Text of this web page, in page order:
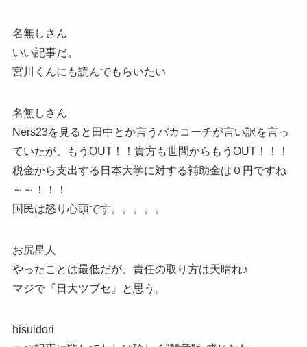
名無しさん
いい記事だ。
宮川くんにも読んでもらいたい
名無しさん
Ners23を見ると田中とか言うバカコーチが言い訳を言っ
ていたが、もうOUT！！貴方も世間からもうOUT！！！
税金から支出する日本大学に対する補助金は０円ですね
～～！！！
国民は怒り心頭です。。。。。
お尻星人
やったことは最低だが、責任の取り方は天晴れ♪
マジで『日大ツブセ』と思う。
hisuidori